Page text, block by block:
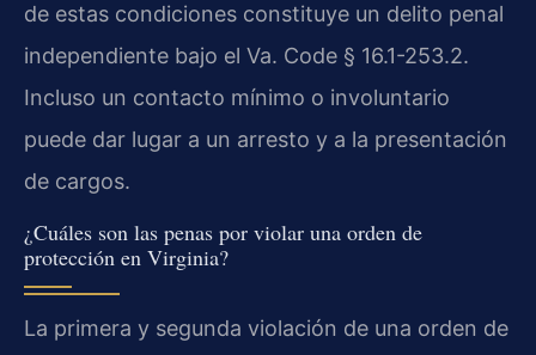
de estas condiciones constituye un delito penal
independiente bajo el Va. Code § 16.1-253.2.
Incluso un contacto mínimo o involuntario
puede dar lugar a un arresto y a la presentación
de cargos.
¿Cuáles son las penas por violar una orden de
protección en Virginia?
La primera y segunda violación de una orden de